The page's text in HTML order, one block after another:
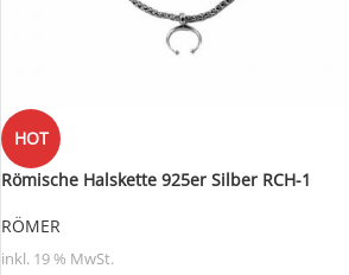
HOT
Römische Halskette 925er Silber RCH-1
RÖMER
inkl. 19 % MwSt.